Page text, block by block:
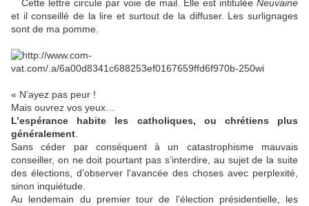
Cette lettre circule par voie de mail. Elle est intitulée Neuvaine
et il conseillé de la lire et surtout de la diffuser. Les surlignages
sont de ma pomme.
« N’ayez pas peur !
Mais ouvrez vos yeux…
L’espérance habite les catholiques, ou chrétiens plus
généralement
Sans céder par conséquent à un catastrophisme mauvais
conseiller, on ne doit pourtant pas s’interdire, au sujet de la suite
des élections, d’observer l’avancée des choses avec perplexité,
sinon inquiétude.
Au lendemain du premier tour de l’élection présidentielle, les